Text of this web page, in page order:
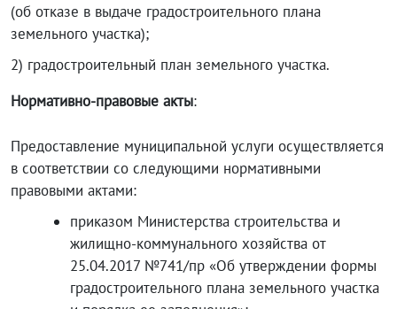
(об отказе в выдаче градостроительного плана
земельного участка);
2) градостроительный план земельного участка.
Нормативно-правовые акты:
Предоставление муниципальной услуги осуществляется
в соответствии со следующими нормативными
правовыми актами:
приказом Министерства строительства и
жилищно-коммунального хозяйства от
25.04.2017 №741/пр «Об утверждении формы
градостроительного плана земельного участка